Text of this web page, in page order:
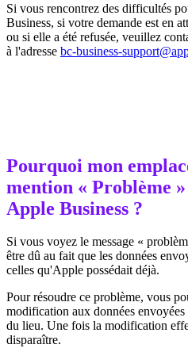
Si vous rencontrez des difficultés
Business, si votre demande est en
ou si elle a été refusée, veuillez
à l'adresse bc-business-
Pourquoi mon
mention « Problème
Apple Business ?
Si vous voyez le message «
être dû au fait que les données
celles qu'Apple possédait déjà.
Pour résoudre ce problème, vous
modification aux données
du lieu. Une fois la modification
disparaître.